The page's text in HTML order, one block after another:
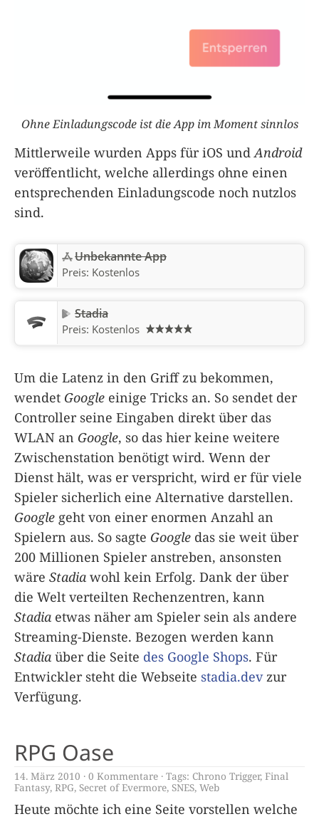
Ohne Einladungscode ist die App im Moment sinnlos
Mittlerweile wurden Apps für iOS und Android
veröffentlicht, welche allerdings ohne einen
entsprechenden Einladungscode noch nutzlos
sind.
Unbekannte App
Preis: Kostenlos
Stadia
Preis: Kostenlos
Um die Latenz in den Griff zu bekommen,
wendet Google einige Tricks an. So sendet der
Controller seine Eingaben direkt über das
WLAN an Google, so das hier keine weitere
Zwischenstation benötigt wird. Wenn der
Dienst hält, was er verspricht, wird er für viele
Spieler sicherlich eine Alternative darstellen.
Google geht von einer enormen Anzahl an
Spielern aus. So sagte Google das sie weit über
200 Millionen Spieler anstreben, ansonsten
wäre Stadia wohl kein Erfolg. Dank der über
die Welt verteilten Rechenzentren, kann
Stadia etwas näher am Spieler sein als andere
Streaming-Dienste. Bezogen werden kann
Stadia über die Seite des Google Shops. Für
Entwickler steht die Webseite stadia.devzur
Verfügung.
RPG Oase
14. März 2010 0 Kommentare Tags: Chrono Trigger, Final
Fantasy, RPG, Secret of Evermore, SNES, Web
Heute möchte ich eine Seite vorstellen welche